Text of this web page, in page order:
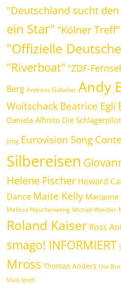
"Deutschland sucht
ein Star" "Kölner Treff"
"Offizielle
"Riverboat" "ZDF-
Berg Andreas Gabalier Andy
WoitschackBeatrice Egli
Daniela Alfinito Die
Jong Eurovision Song
Silbereisen
Helene Fischer Howard
Dance Maite Kelly Marianne
Melissa Naschenweng Michael Wendler
Roland Kaiser Ross
smago! INFORMIERT
Mross Thomas Anders Uta
Musi spielt